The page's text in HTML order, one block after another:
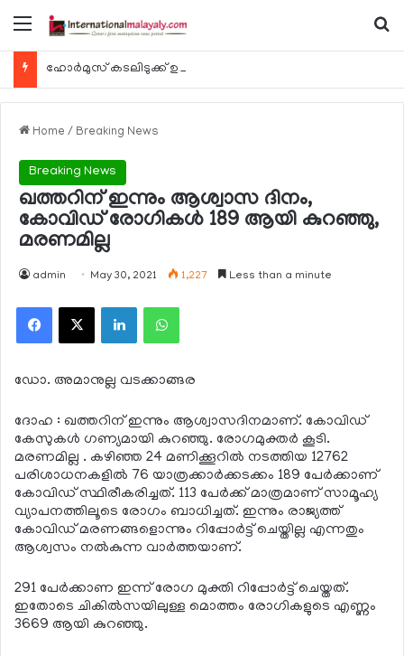
Menu
ഹോര്‍മുസ് കടലിടുക്ക് ഉടന്‍ തുറന്നേക്കും
Home / Breaking News
Breaking News
ഖത്തറിന് ഇന്നും ആശ്വാസ ദിനം,
കോവിഡ് രോഗികള്‍ 189 ആയി കുറഞ്ഞു,
മരണമില്ല
admin May 30, 2021 1,227 Less than a minute
Facebook
X LinkedInWhatsApp
ഡോ. അമാനുല്ല വടക്കാങ്ങര
ദോഹ : ഖത്തറിന് ഇന്നും ആശ്വാസദിനമാണ്. കോവിഡ്
കേസുകള്‍ ഗണ്യമായി കുറഞ്ഞു. രോഗമുക്തര്‍ കൂടി.
മരണമില്ല . കഴിഞ്ഞ 24 മണിക്കൂറില്‍ നടത്തിയ 12762
പരിശാധനകളില്‍ 76 യാത്രക്കാര്‍ക്കടക്കം 189 പേര്‍ക്കാണ്
കോവിഡ് സ്ഥിരീകരിച്ചത്. 113 പേര്‍ക്ക് മാത്രമാണ് സാമൂഹ്യ
വ്യാപനത്തിലൂടെ രോഗം ബാധിച്ചത്. ഇന്നും രാജ്യത്ത്
കോവിഡ് മരണങ്ങളൊന്നും റിപ്പോര്‍ട്ട് ചെയ്തില്ല എന്നതും
ആശ്വസം നല്‍കുന്ന വാര്‍ത്തയാണ്.
291 പേര്‍ക്കാണ ഇന്ന് രോഗ മുക്തി റിപ്പോര്‍ട്ട് ചെയ്തത്.
ഇതോടെ ചികില്‍സയിലുള്ള മൊത്തം രോഗികളുടെ എണ്ണം
3669 ആയി കുറഞ്ഞു.